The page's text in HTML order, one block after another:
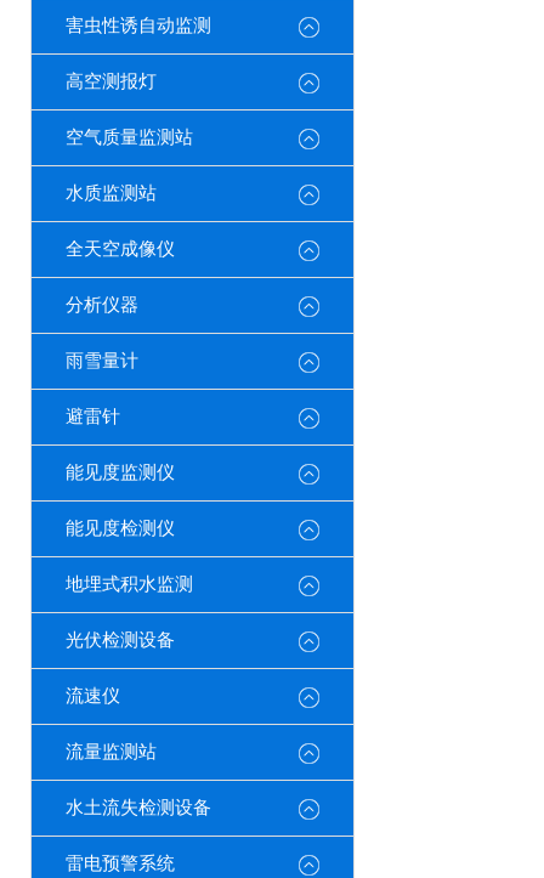
害虫性诱自动监测
高空测报灯
空气质量监测站
水质监测站
全天空成像仪
分析仪器
雨雪量计
避雷针
能见度监测仪
能见度检测仪
地埋式积水监测
光伏检测设备
流速仪
流量监测站
水土流失检测设备
雷电预警系统